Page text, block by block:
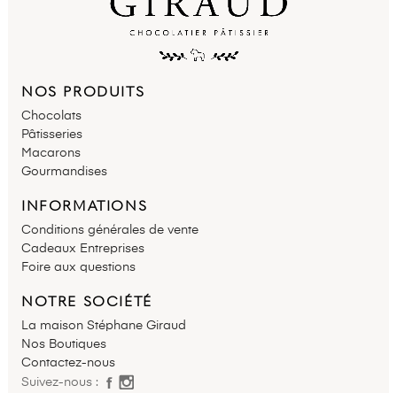
NOS PRODUITS
Chocolats
Pâtisseries
Macarons
Gourmandises
INFORMATIONS
Conditions générales de vente
Cadeaux Entreprises
Foire aux questions
NOTRE SOCIÉTÉ
La maison Stéphane Giraud
Nos Boutiques
Contactez-nous
Suivez-nous :